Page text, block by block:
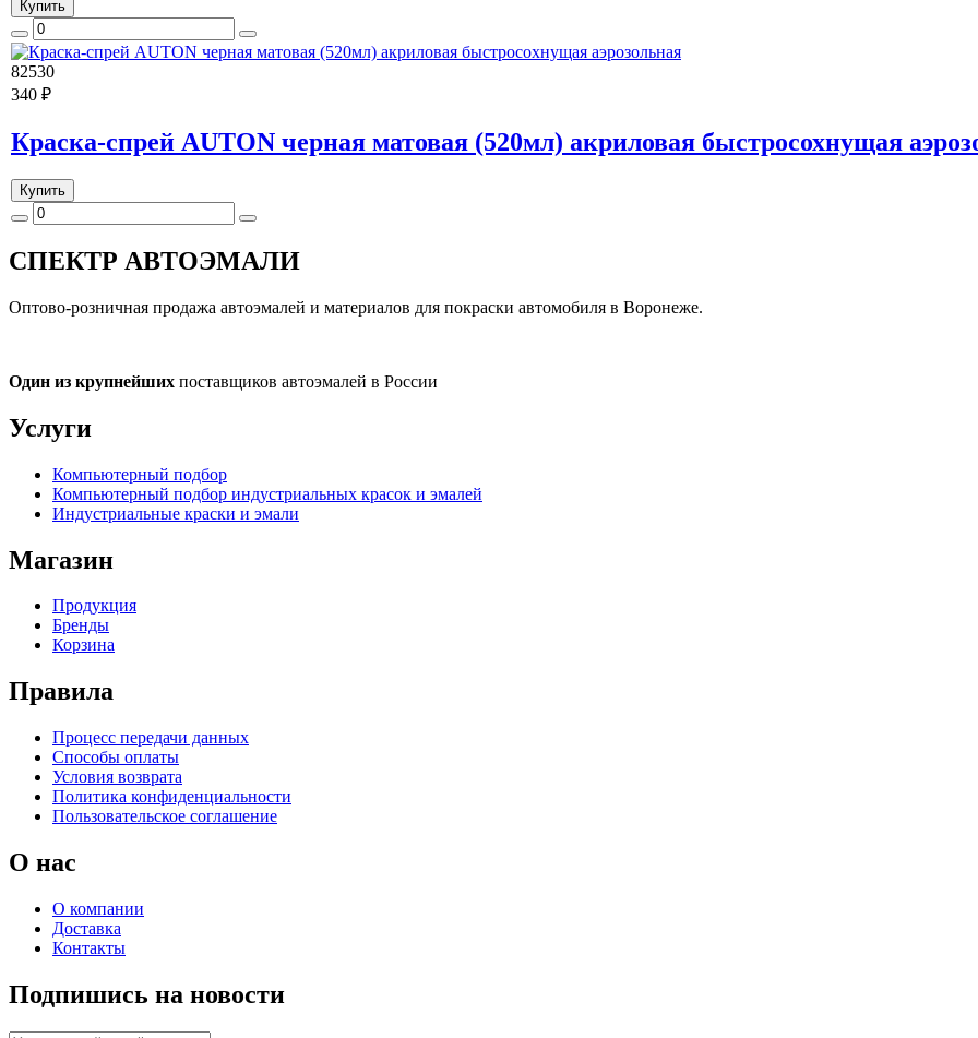
Купить
82530
340 ₽
Краска-спрей AUTON черная матовая (520мл) акриловая быстросохнущая
Купить
СПЕКТР АВТОЭМАЛИ
Оптово-розничная продажа автоэмалей и материалов для покраски автомобиля в Воронеже.
Один из крупнейших поставщиков автоэмалей в России
Услуги
Компьютерный подбор
Компьютерный подбор индустриальных красок и эмалей
Индустриальные краски и эмали
Магазин
Продукция
Бренды
Корзина
Правила
Процесс передачи данных
Способы оплаты
Условия возврата
Политика конфиденциальности
Пользовательское соглашение
О нас
О компании
Доставка
Контакты
Подпишись на новости